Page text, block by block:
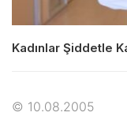
Kadınlar Şiddetle
© 10.08.2005